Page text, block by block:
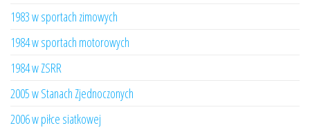
1983 w sportach zimowych
1984 w sportach motorowych
1984 w ZSRR
2005 w Stanach Zjednoczonych
2006 w piłce siatkowej